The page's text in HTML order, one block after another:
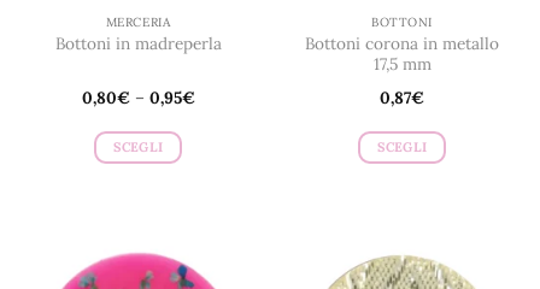
prodotto
prodotto
MERCERIA
Bottoni in madreperla
0,80€– 0,95€
SCEGLI
più
varianti.
BOTTONI
Bottoni corona in metallo
17,5 mm
0,87€
SCEGLI
più
varianti.